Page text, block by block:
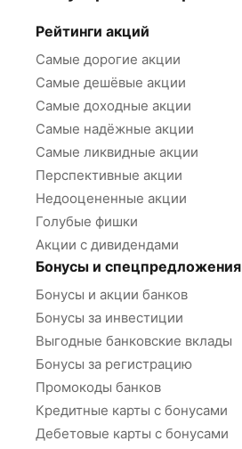
Рейтинги акций
Самые дорогие акции
Самые дешёвые акции
Самые доходные акции
Самые надёжные акции
Самые ликвидные акции
Перспективные акции
Недооцененные акции
Голубые фишки
Акции с дивидендами
Бонусы и спецпредложения
Бонусы и акции банков
Бонусы за инвестиции
Выгодные банковские вклады
Бонусы за регистрацию
Промокоды банков
Кредитные карты с бонусами
Дебетовые карты с бонусами